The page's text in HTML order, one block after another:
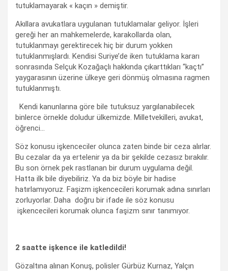
tutuklamayarak « kaçın » demiştir.
Akıllara avukatlara uygulanan tutuklamalar geliyor. İşleri
gereği her an mahkemelerde, karakollarda olan,
tutuklanmayı gerektirecek hiç bir durum yokken
tutuklanmışlardı. Kendisi Suriye’de iken tutuklama kararı
sonrasında Selçuk Kozağaçlı hakkında çıkarttıkları “kaçtı”
yaygarasının üzerine ülkeye geri dönmüş olmasına ragmen
tutuklanmıştı.
Kendi kanunlarına göre bile tutuksuz yargılanabilecek
binlerce örnekle doludur ülkemizde. Milletvekilleri, avukat,
öğrenci…
Söz konusu işkenceciler olunca zaten binde bir ceza alırlar.
Bu cezalar da ya ertelenir ya da bir şekilde cezasız bırakılır.
Bu son örnek pek rastlanan bir durum uygulama değil.
Hatta ilk bile diyebiliriz. Ya da biz böyle bir hadise
hatırlamıyoruz. Faşizm işkencecileri korumak adına sınırları
zorluyorlar. Daha doğru bir ifade ile söz konusu
işkencecileri korumak olunca faşizm sınır tanımıyor.
2 saatte işkence ile katledildi!
Gözaltına alınan Konuş, polisler Gürbüz Kurnaz, Yalçın